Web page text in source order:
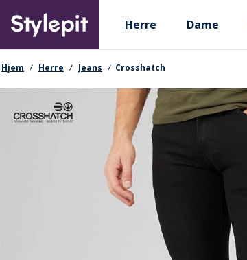
main
content
Primary departments
Herre Dame
navigationssti
Hjem Herre Jeans Crosshatch